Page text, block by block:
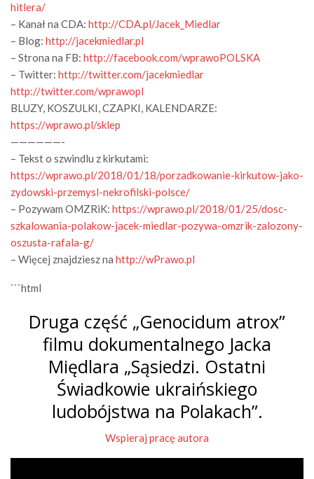
hitlera/
– Kanał na CDA: http://CDA.pl/Jacek_Miedlar
– Blog: http://jacekmiedlar.pl
– Strona na FB: http://facebook.com/wprawoPOLSKA
– Twitter: http://twitter.com/jacekmiedlar
http://twitter.com/wprawopl
BLUZY, KOSZULKI, CZAPKI, KALENDARZE:
https://wprawo.pl/sklep
——————-
– Tekst o szwindlu z kirkutami:
https://wprawo.pl/2018/01/18/porzadkowanie-kirkutow-jako-
zydowski-przemysl-nekrofilski-polsce/
– Pozywam OMZRiK: https://wprawo.pl/2018/01/25/dosc-
szkalowania-polakow-jacek-miedlar-pozywa-omzrik-zalozony-
oszusta-rafala-g/
– Więcej znajdziesz na http://wPrawo.pl
```html
Druga część „Genocidum atrox”
filmu dokumentalnego Jacka
Międlara „Sąsiedzi. Ostatni
Świadkowie ukraińskiego
ludobójstwa na Polakach”.
Wspieraj pracę autora